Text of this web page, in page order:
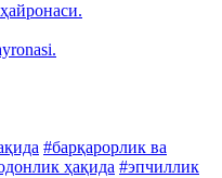
#барқарорлик ва
ҳақида #эпчиллик